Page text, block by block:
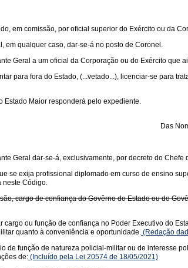
em comissão, por oficial superior do Exército ou da
em qualquer caso, dar-se-á no posto de Coronel.
Geral a um oficial da Corporação ou do Exército
para fora do Estado, (...vetado...), licenciar-se para
Estado Maior responderá pelo expediente.
Das
Geral dar-se-á, exclusivamente, por decreto do Chefe
se exija profissional diplomado em curso de ensino
neste Código.
cargo de confiança do Govêrno do Estado ou do
ou função de confiança no Poder Executivo do
quanto à conveniência e oportunidade. (Redação
de função de natureza policial-militar ou de interesse
de: (Incluído pela Lei 20574 de 18/05/2021)